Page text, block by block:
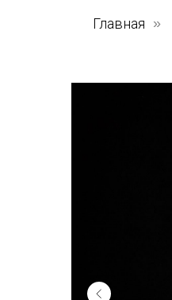
Главная »